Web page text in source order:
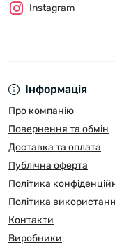
Інформація
Про компанію
Повернення та обмін
Доставка та оплата
Публічна оферта
Політика
Політика
Контакти
Виробники
Instagram